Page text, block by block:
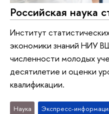
Российская наука
Институт
экономики знаний НИУ
численности молодых
десятилетие и оценки
квалификации.
Наука Экспресс-